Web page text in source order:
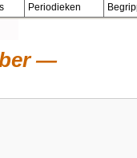
Periodieken